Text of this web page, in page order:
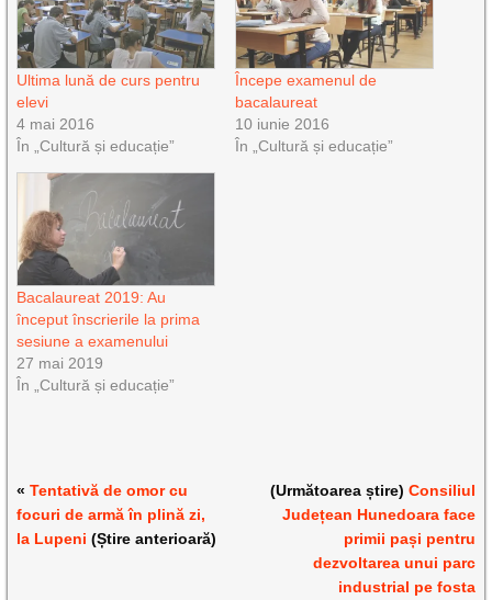
Ultima lună de curs pentru
elevi
4 mai 2016
În „Cultură și educație”
Începe examenul de
bacalaureat
10 iunie 2016
În „Cultură și educație”
Bacalaureat 2019: Au
început înscrierile la prima
sesiune a examenului
27 mai 2019
În „Cultură și educație”
«Tentativă de omor cu
focuri de armă în plină zi,
la Lupeni (Știre anterioară)
(Următoarea știre) Consiliul
Județean Hunedoara face
primii pași pentru
dezvoltarea unui parc
industrial pe fosta